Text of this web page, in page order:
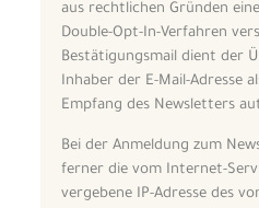
aus rechtlichen Gründen
Double-Opt-In-Verfahren
Bestätigungsmail dient der
Inhaber der E-Mail-Adresse
Empfang des Newsletters
Bei der Anmeldung zum
ferner die vom Internet-
vergebene IP-Adresse des